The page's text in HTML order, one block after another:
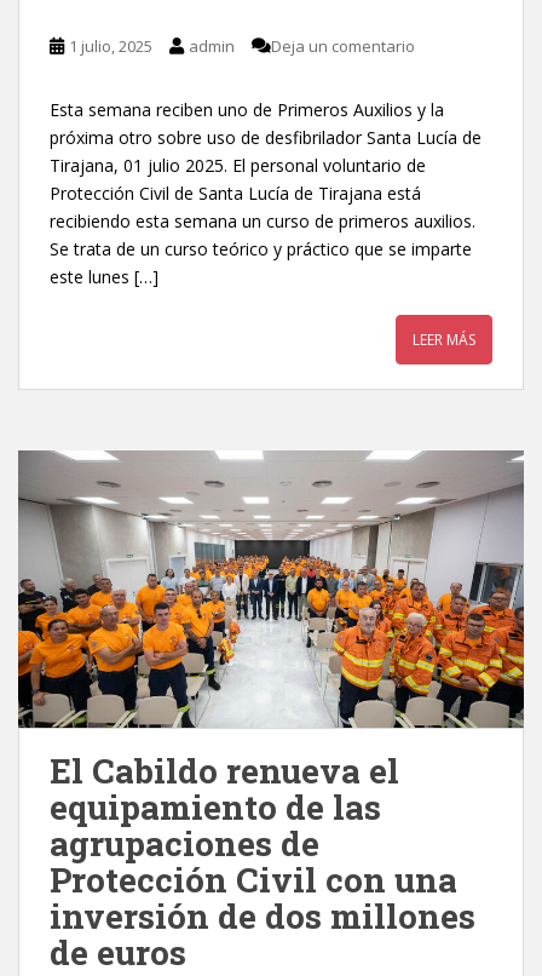
1 julio, 2025 admin Deja un comentario
Esta semana reciben uno de Primeros Auxilios y la
próxima otro sobre uso de desfibrilador Santa Lucía de
Tirajana, 01 julio 2025. El personal voluntario de
Protección Civil de Santa Lucía de Tirajana está
recibiendo esta semana un curso de primeros auxilios.
Se trata de un curso teórico y práctico que se imparte
este lunes […]
LEER MÁS
El Cabildo renueva el
equipamiento de las
agrupaciones de
Protección Civil con una
inversión de dos millones
de euros